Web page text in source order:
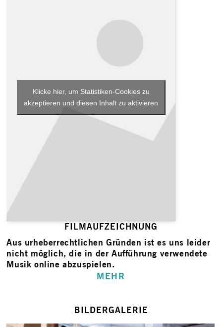
Klicke hier, um Statistiken-Cookies zu
akzeptieren und diesen Inhalt zu aktivieren
FILMAUFZEICHNUNG
Aus urheberrechtlichen Gründen ist es uns leider
nicht möglich, die in der Aufführung verwendete
Musik online abzuspielen.
MEHR
BILDERGALERIE